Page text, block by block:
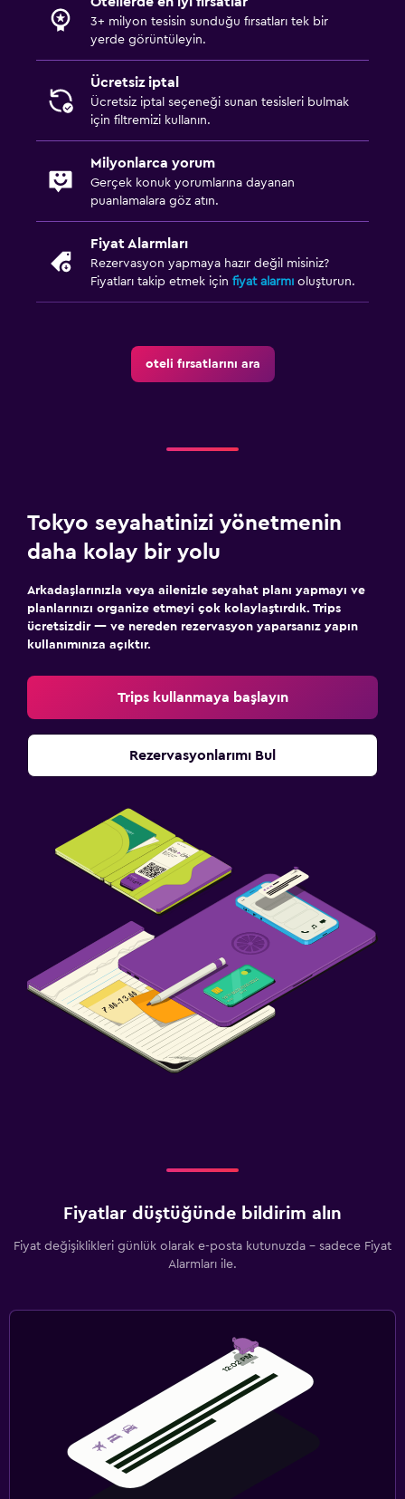
3+ milyon tesisin sunduğu fırsatları tek bir
yerde görüntüleyin.
Ücretsiz iptal
Ücretsiz iptal seçeneği sunan tesisleri bulmak
için filtremizi kullanın.
Milyonlarca yorum
Gerçek konuk yorumlarına dayanan
puanlamalara göz atın.
Fiyat Alarmları
Rezervasyon yapmaya hazır değil misiniz?
Fiyatları takip etmek için fiyat alarmı oluşturun.
oteli fırsatlarını ara
Tokyo seyahatinizi yönetmenin
daha kolay bir yolu
Arkadaşlarınızla veya ailenizle seyahat planı yapmayı ve
planlarınızı organize etmeyi çok kolaylaştırdık. Trips
ücretsizdir — ve nereden rezervasyon yaparsanız yapın
kullanımınıza açıktır.
Trips kullanmaya başlayın
Rezervasyonlarımı Bul
Fiyatlar düştüğünde bildirim alın
Fiyat değişiklikleri günlük olarak e-posta kutunuzda - sadece Fiyat
Alarmları ile.